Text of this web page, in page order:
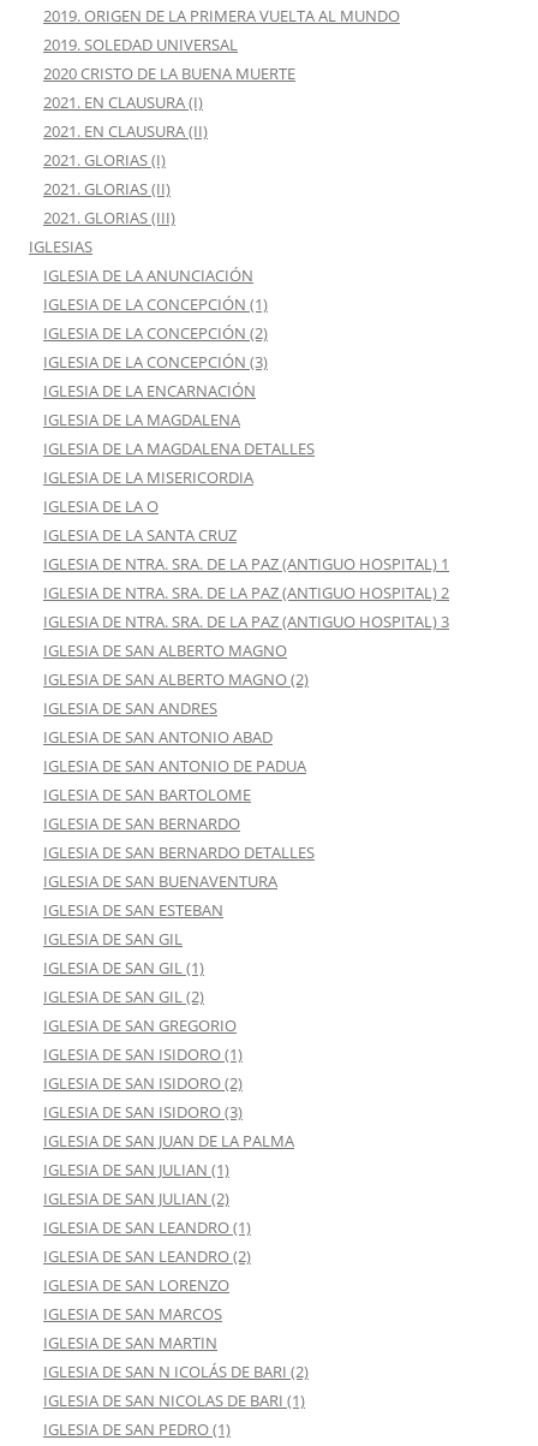
2019. ORIGEN DE LA PRIMERA VUELTA AL MUNDO
2019. SOLEDAD UNIVERSAL
2020 CRISTO DE LA BUENA MUERTE
2021. EN CLAUSURA (I)
2021. EN CLAUSURA (II)
2021. GLORIAS (I)
2021. GLORIAS (II)
2021. GLORIAS (III)
IGLESIAS
IGLESIA DE LA ANUNCIACIÓN
IGLESIA DE LA CONCEPCIÓN (1)
IGLESIA DE LA CONCEPCIÓN (2)
IGLESIA DE LA CONCEPCIÓN (3)
IGLESIA DE LA ENCARNACIÓN
IGLESIA DE LA MAGDALENA
IGLESIA DE LA MAGDALENA DETALLES
IGLESIA DE LA MISERICORDIA
IGLESIA DE LA O
IGLESIA DE LA SANTA CRUZ
IGLESIA DE NTRA. SRA. DE LA PAZ (ANTIGUO HOSPITAL) 1
IGLESIA DE NTRA. SRA. DE LA PAZ (ANTIGUO HOSPITAL) 2
IGLESIA DE NTRA. SRA. DE LA PAZ (ANTIGUO HOSPITAL) 3
IGLESIA DE SAN ALBERTO MAGNO
IGLESIA DE SAN ALBERTO MAGNO (2)
IGLESIA DE SAN ANDRES
IGLESIA DE SAN ANTONIO ABAD
IGLESIA DE SAN ANTONIO DE PADUA
IGLESIA DE SAN BARTOLOME
IGLESIA DE SAN BERNARDO
IGLESIA DE SAN BERNARDO DETALLES
IGLESIA DE SAN BUENAVENTURA
IGLESIA DE SAN ESTEBAN
IGLESIA DE SAN GIL
IGLESIA DE SAN GIL (1)
IGLESIA DE SAN GIL (2)
IGLESIA DE SAN GREGORIO
IGLESIA DE SAN ISIDORO (1)
IGLESIA DE SAN ISIDORO (2)
IGLESIA DE SAN ISIDORO (3)
IGLESIA DE SAN JUAN DE LA PALMA
IGLESIA DE SAN JULIAN (1)
IGLESIA DE SAN JULIAN (2)
IGLESIA DE SAN LEANDRO (1)
IGLESIA DE SAN LEANDRO (2)
IGLESIA DE SAN LORENZO
IGLESIA DE SAN MARCOS
IGLESIA DE SAN MARTIN
IGLESIA DE SAN N ICOLÁS DE BARI (2)
IGLESIA DE SAN NICOLAS DE BARI (1)
IGLESIA DE SAN PEDRO (1)